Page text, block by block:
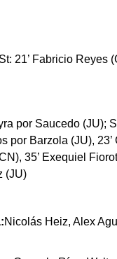
21’ Fabricio Reyes
por Saucedo (JU);
por Barzola (JU),
35’ Exequiel
(JU)
Nicolás Heiz, Alex